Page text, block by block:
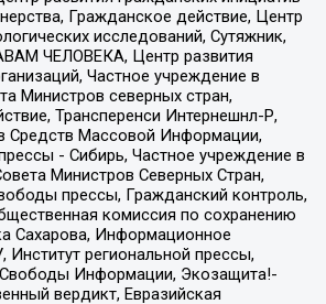
Гражданское действие, Центр
исследований, Сутяжник,
ЧЕЛОВЕКА, Центр развития
Частное учреждение в
Министров северных стран,
Трансперенси Интернешнл-Р,
Средств Массовой Информации,
- Сибирь, Частное учреждение в
Министров Северных Стран,
прессы, Гражданский контроль,
комиссия по сохранению
Сахарова, Информационное
Институт региональной прессы,
Свободы Информации, Экозащита!-
вердикт, Евразийская